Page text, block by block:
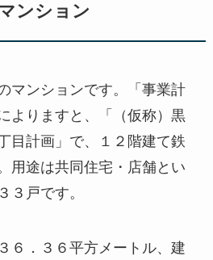
ンション
マンションです。「事業計
よりますと、「（仮称）黒
目計画」で、１２階建て鉄
用途は共同住宅・店舗とい
３戸です。
６．３６平方メートル、建